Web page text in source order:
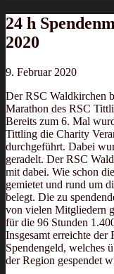
24 h
2020
9. Februar 2020
Der RSC Waldkirchen
Marathon des RSC
Bereits zum 6. Mal
Tittling die Charity
durchgeführt. Dabei
geradelt. Der RSC
mit dabei. Wie schon
gemietet und rund um
belegt. Die zu
von vielen Mitgliedern
für die 96 Stunden
Insgesamt erreichte
Spendengeld, welches
der Region gespendet